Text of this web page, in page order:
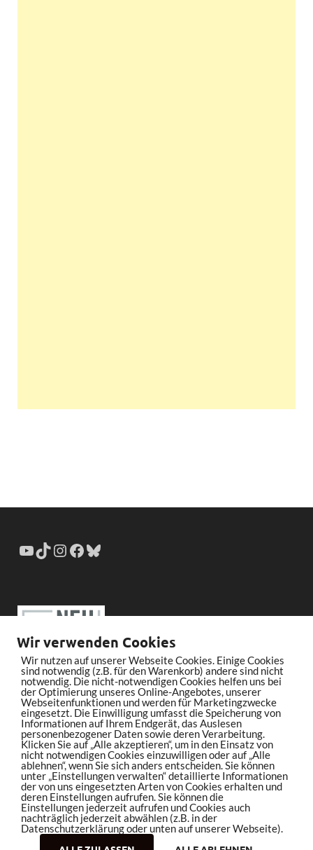
Wir verwenden Cookies
Wir nutzen auf unserer Webseite Cookies. Einige Cookies
sind notwendig (z.B. für den Warenkorb) andere sind nicht
notwendig. Die nicht-notwendigen Cookies helfen uns bei
der Optimierung unseres Online-Angebotes, unserer
Webseitenfunktionen und werden für Marketingzwecke
eingesetzt. Die Einwilligung umfasst die Speicherung von
Informationen auf Ihrem Endgerät, das Auslesen
personenbezogener Daten sowie deren Verarbeitung.
Klicken Sie auf „Alle akzeptieren“, um in den Einsatz von
nicht notwendigen Cookies einzuwilligen oder auf „Alle
ablehnen“, wenn Sie sich anders entscheiden. Sie können
unter „Einstellungen verwalten“ detaillierte Informationen
der von uns eingesetzten Arten von Cookies erhalten und
deren Einstellungen aufrufen. Sie können die
Einstellungen jederzeit aufrufen und Cookies auch
nachträglich jederzeit abwählen (z.B. in der
Datenschutzerklärung oder unten auf unserer Webseite).